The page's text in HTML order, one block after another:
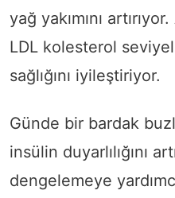
yağ yakımını
LDL kolesterol
sağlığını iyileştiriyor.
Günde bir bardak
insülin duyarlılığını
dengelemeye